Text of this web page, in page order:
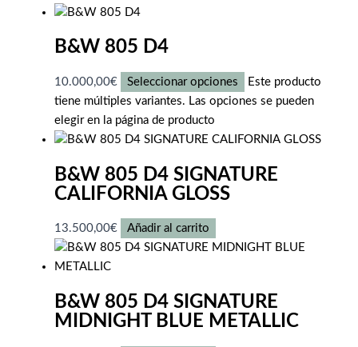
B&W 805 D4
10.000,00€ Seleccionar opciones
Este producto
tiene múltiples variantes. Las opciones se pueden
elegir en la página de producto
B&W 805 D4 SIGNATURE
CALIFORNIA GLOSS
13.500,00€ Añadir al carrito
B&W 805 D4 SIGNATURE
MIDNIGHT BLUE METALLIC